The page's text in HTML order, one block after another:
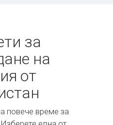
за
на
от
повече време за